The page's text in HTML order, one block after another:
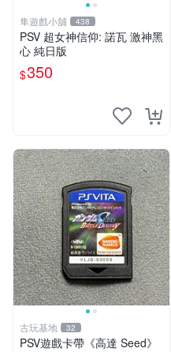
隼遊戲小舖 438
PSV 超女神信仰: 諾瓦 激神黑
心 純日版
$350
古玩基地 32
PSV遊戲卡帶《高達 Seed》